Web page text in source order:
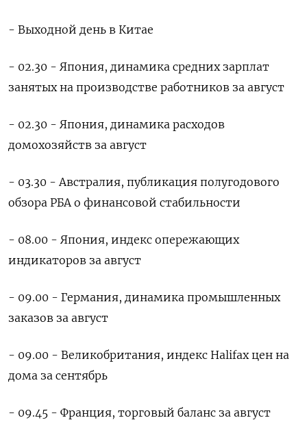
- Выходной день в Китае
- 02.30 - Япония, динамика средних зарплат
занятых на производстве работников за август
- 02.30 - Япония, динамика расходов
домохозяйств за август
- 03.30 - Австралия, публикация полугодового
обзора РБА о финансовой стабильности
- 08.00 - Япония, индекс опережающих
индикаторов за август
- 09.00 - Германия, динамика промышленных
заказов за август
- 09.00 - Великобритания, индекс Halifax цен на
дома за сентябрь
- 09.45 - Франция, торговый баланс за август